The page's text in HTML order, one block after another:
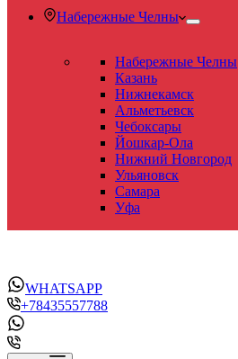
Набережные Челны
Набережные Челны
Казань
Нижнекамск
Альметьевск
Чебоксары
Йошкар-Ола
Нижний Новгород
Ульяновск
Самара
Уфа
WHATSAPP
+78435557788